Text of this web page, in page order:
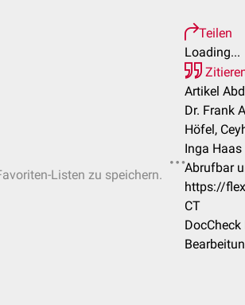
Listen zu speichern.
Teilen
Loading...
Artikel
Dr. Frank
Höfel,
Inga Haas
Abrufbar
https://
CT